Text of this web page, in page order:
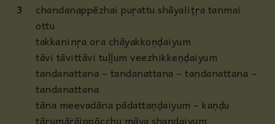
3
chandanappēzhai puṛattu shāyaliṭṛa tanmai
ottu
takkaninṛa ora chāyakkoṇḍaiyum
tāvi tāvittāvi tuḷḷum veezhikkeṇḍaiyum
tandanattana – tandanattana – tandanattana –
tandanattana
tāna meevadāna pādattaṇḍaiyum – kaṇḍu
tārumāṛāippōcchu māya shaṇḍaiyum